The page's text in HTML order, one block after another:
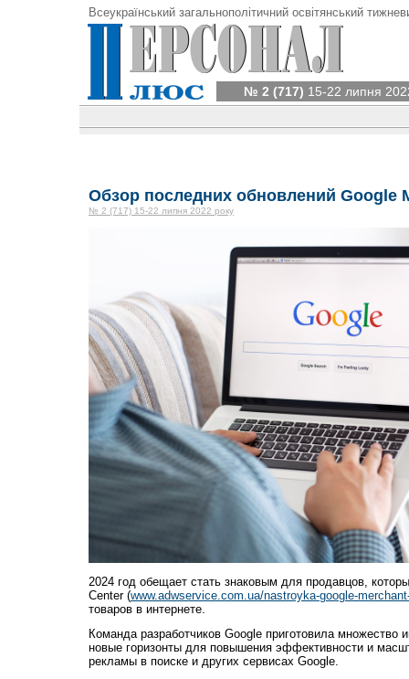
Всеукраїнський загальнополітичний освітянський
№ 2 (717) 15-22 липня
Обзор последних обновлений Google
№ 2 (717) 15-22 липня 2022 року
2024 год обещает стать знаковым для продавцов,
Center (www.adwservice.com.ua/nastroyka-google-
товаров в интернете.
Команда разработчиков Google приготовила множество
новые горизонты для повышения эффективности и
рекламы в поиске и других сервисах Google.